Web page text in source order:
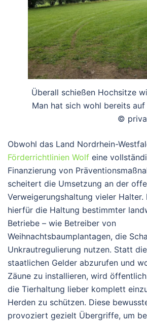
Überall schießen Hochsitze
Man hat sich wohl bereits
©
Obwohl das Land Nordrhein-
Förderrichtlinien Wolf eine
Finanzierung von
scheitert die Umsetzung an der
Verweigerungshaltung vieler Halter.
hierfür die Haltung bestimmter
Betriebe – wie Betreiber von
Weihnachtsbaumplantagen, die
Unkrautregulierung nutzen. Statt
staatlichen Gelder abzurufen und
Zäune zu installieren, wird
die Tierhaltung lieber komplett
Herden zu schützen. Diese
provoziert gezielt Übergriffe, um